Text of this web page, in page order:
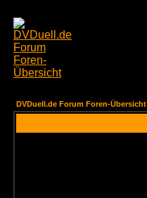
DVDuell.de Forum Foren-Übersicht